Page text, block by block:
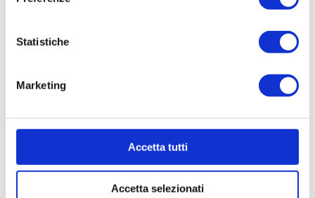
Statistiche
Marketing
Accetta tutti
Accetta selezionati
LA BIBLIOTECA CAPITOLARE, UN TESORO DA SCOPRIRE